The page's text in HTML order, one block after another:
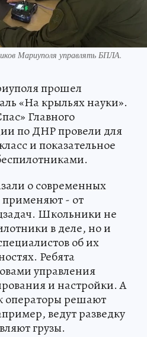
Мариуполя управлять БПЛА.
прошел
«На крыльях науки».
Главного
по ДНР провели для
и показательное
о современных
применяют - от
Школьники не
в деле, но и
об их
Ребята
управления
и настройки. А
операторы решают
ведут разведку
грузы.